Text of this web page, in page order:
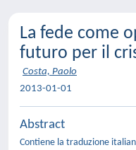
La fede come
futuro per il
Costa, Paolo
2013-01-01
Abstract
Contiene la traduzione